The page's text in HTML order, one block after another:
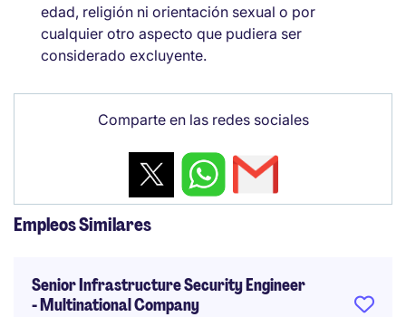
edad, religión ni orientación sexual o por
cualquier otro aspecto que pudiera ser
considerado excluyente.
Comparte en las redes sociales
Empleos Similares
Senior Infrastructure Security Engineer
- Multinational Company